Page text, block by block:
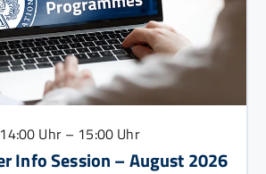
Uhr – 15:00 Uhr
Info Session – August 2026